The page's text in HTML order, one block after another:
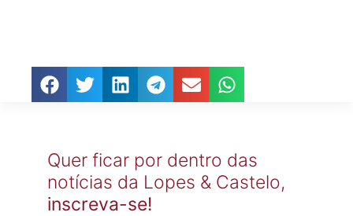
Quer ficar por dentro das
notícias da Lopes & Castelo,
inscreva-se!